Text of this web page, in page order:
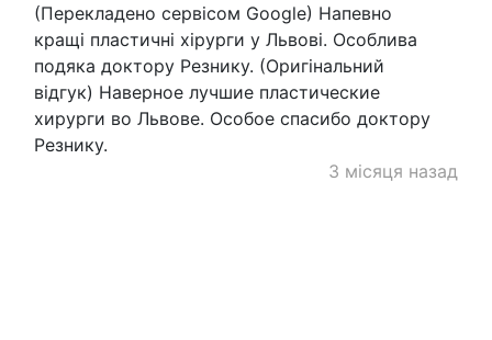
(Перекладено сервісом Google) Напевно
кращі пластичні хірурги у Львові. Особлива
подяка доктору Резнику. (Оригінальний
відгук) Наверное лучшие пластические
хирурги во Львове. Особое спасибо доктору
Резнику.
3 місяця назад